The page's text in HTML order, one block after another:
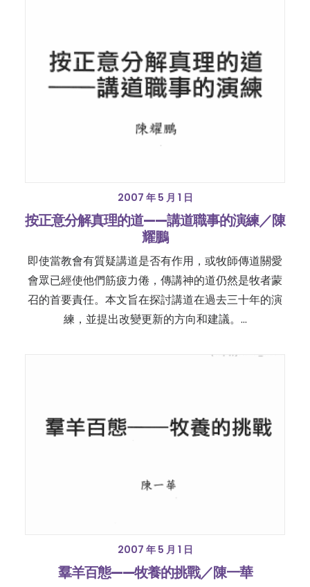
2007 年 5 月 1 日
按正意分解真理的道——講道職事的演練／陳
耀鵬
即使當教會有質疑講道是否有作用，或牧師傳道關愛
會眾已經使他們筋疲力倦，傳講神的道仍然是牧者蒙
召的首要責任。本文旨在探討講道在過去三十年的演
練，並提出改變更新的方向和建議。…
2007 年 5 月 1 日
羣羊百態——牧養的挑戰／陳一華